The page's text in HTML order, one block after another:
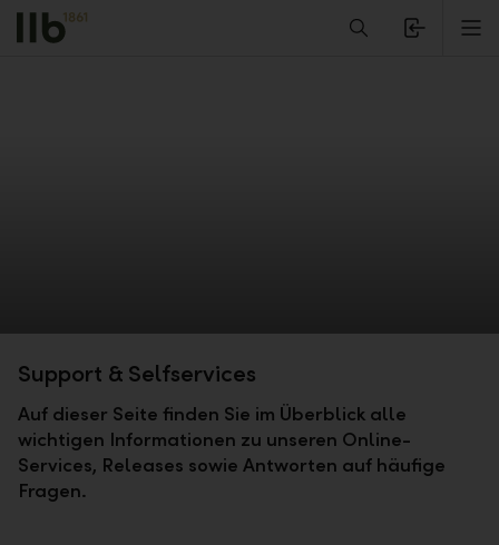
Alerts.Headline
Support & Selfservices
Auf dieser Seite finden Sie im Überblick alle
wichtigen Informationen zu unseren Online-
Services, Releases sowie Antworten auf häufige
Fragen.